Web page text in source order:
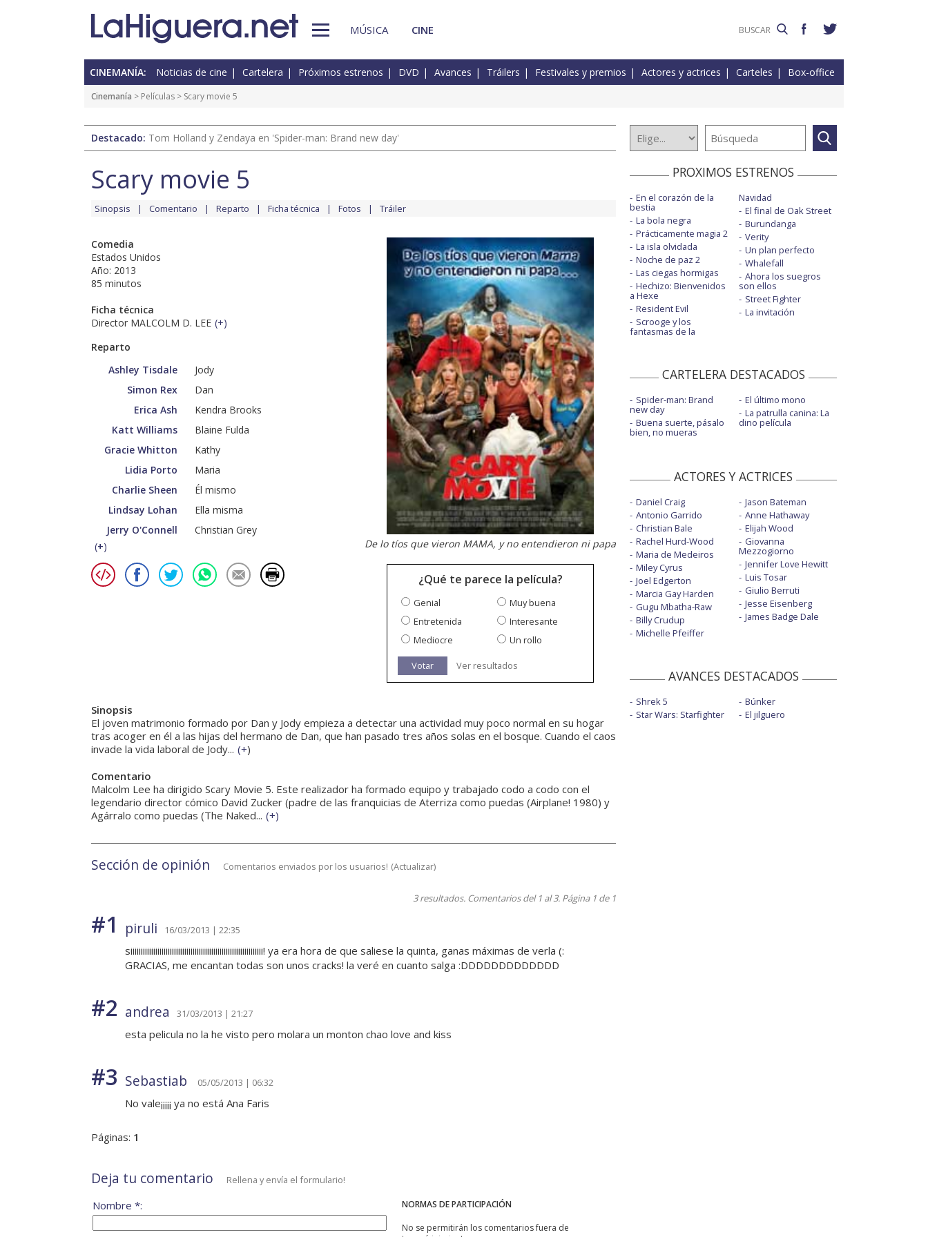
MÚSICA CINE
CINEMANÍA: Noticias de cine Cartelera Próximos estrenos DVD Avances Tráilers Festivales y premios Actores y actrices Carteles Box-office
Cinemanía > Películas > Scary movie 5
Destacado: Tom Holland y Zendaya en 'Spider-man: Brand new day'
Scary movie 5
Sinopsis Comentario Reparto Ficha técnica Fotos Tráiler
Comedia
Estados Unidos
Año: 2013
85 minutos
Ficha técnica
Director MALCOLM D. LEE (+)
Reparto
Ashley Tisdale
Jody
Simon Rex
Dan
Erica Ash
Kendra Brooks
Katt Williams
Blaine Fulda
Gracie Whitton
Kathy
Lidia Porto
Maria
Charlie Sheen
Él mismo
Lindsay Lohan
Ella misma
Jerry O'Connell
Christian Grey
(+) De lo tíos que vieron MAMA, y no entendieron ni papa
¿Qué te parece la película?
Genial
Muy buena
Entretenida
Interesante
Mediocre
Un rollo
Votar Ver resultados
Sinopsis
El joven matrimonio formado por Dan y Jody empieza a detectar una actividad muy poco normal en su hogar
tras acoger en él a las hijas del hermano de Dan, que han pasado tres años solas en el bosque. Cuando el caos
invade la vida laboral de Jody... (+)
Comentario
Malcolm Lee ha dirigido Scary Movie 5. Este realizador ha formado equipo y trabajado codo a codo con el
legendario director cómico David Zucker (padre de las franquicias de Aterriza como puedas (Airplane! 1980) y
Agárralo como puedas (The Naked... (+)
Sección de opinión Comentarios enviados por los usuarios! (Actualizar)
3 resultados. Comentarios del 1 al 3. Página 1 de 1
#1 piruli 16/03/2013 | 22:35
siiiiiiiiiiiiiiiiiiiiiiiiiiiiiiiiiiiiiiiiiiiiiiiiiiiiiiiiiiiiiiii! ya era hora de que saliese la quinta, ganas máximas de verla (:
GRACIAS, me encantan todas son unos cracks! la veré en cuanto salga :DDDDDDDDDDDDD
#2 andrea 31/03/2013 | 21:27
esta pelicula no la he visto pero molara un monton chao love and kiss
#3 Sebastiab 05/05/2013 | 06:32
No vale¡¡¡¡¡ ya no está Ana Faris
Páginas: 1
Deja tu comentario Rellena y envía el formulario!
NORMAS DE PARTICIPACIÓN
No se permitirán los comentarios fuera de
Nombre *:
PROXIMOS ESTRENOS
En el corazón de la
bestia
La bola negra
Prácticamente magia 2
La isla olvidada
Noche de paz 2
Las ciegas hormigas
Hechizo: Bienvenidos
a Hexe
Resident Evil
Scrooge y los
fantasmas de la
Navidad
El final de Oak Street
Burundanga
Verity
Un plan perfecto
Whalefall
Ahora los suegros
son ellos
Street Fighter
La invitación
CARTELERA DESTACADOS
Spider-man: Brand
new day
Buena suerte, pásalo
bien, no mueras
El último mono
La patrulla canina: La
dino película
ACTORES Y ACTRICES
Daniel Craig
Antonio Garrido
Christian Bale
Rachel Hurd-Wood
Maria de Medeiros
Miley Cyrus
Joel Edgerton
Marcia Gay Harden
Gugu Mbatha-Raw
Billy Crudup
Michelle Pfeiffer
Jason Bateman
Anne Hathaway
Elijah Wood
Giovanna
Mezzogiorno
Jennifer Love Hewitt
Luis Tosar
Giulio Berruti
Jesse Eisenberg
James Badge Dale
AVANCES DESTACADOS
Shrek 5
Star Wars: Starfighter
Búnker
El jilguero